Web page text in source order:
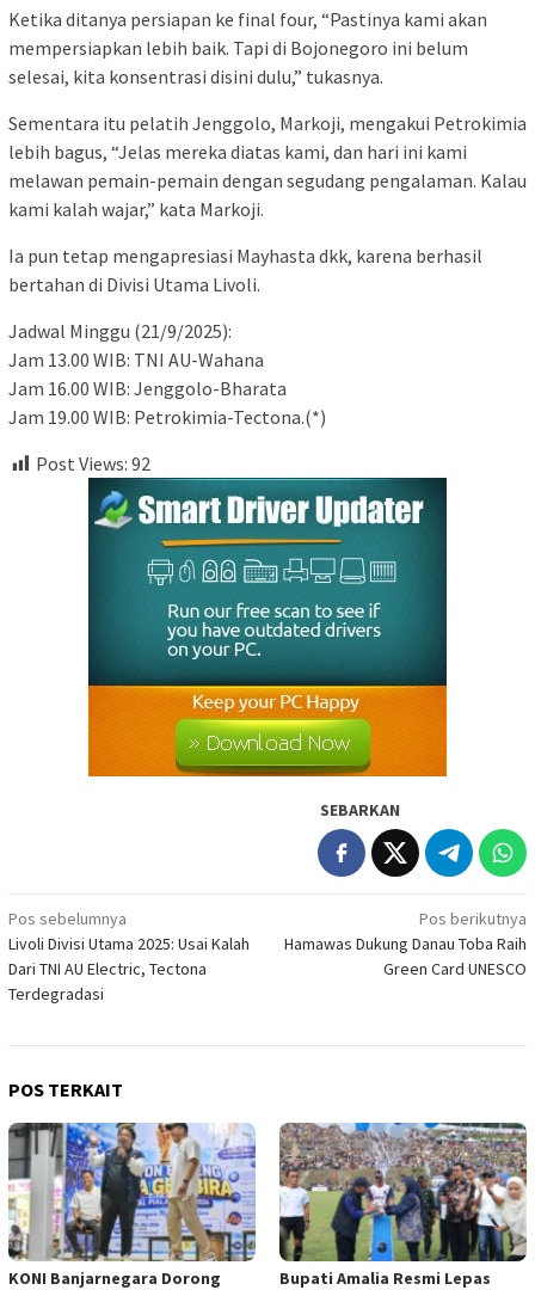
Ketika ditanya persiapan ke final four, “Pastinya kami akan
mempersiapkan lebih baik. Tapi di Bojonegoro ini belum
selesai, kita konsentrasi disini dulu,” tukasnya.
Sementara itu pelatih Jenggolo, Markoji, mengakui Petrokimia
lebih bagus, “Jelas mereka diatas kami, dan hari ini kami
melawan pemain-pemain dengan segudang pengalaman. Kalau
kami kalah wajar,” kata Markoji.
Ia pun tetap mengapresiasi Mayhasta dkk, karena berhasil
bertahan di Divisi Utama Livoli.
Jadwal Minggu (21/9/2025):
Jam 13.00 WIB: TNI AU-Wahana
Jam 16.00 WIB: Jenggolo-Bharata
Jam 19.00 WIB: Petrokimia-Tectona.(*)
Post Views: 92
SEBARKAN
Navigasi
pos
Pos sebelumnya
Livoli Divisi Utama 2025: Usai Kalah
Dari TNI AU Electric, Tectona
Terdegradasi
Pos berikutnya
Hamawas Dukung Danau Toba Raih
Green Card UNESCO
POS TERKAIT
KONI Banjarnegara Dorong
Bupati Amalia Resmi Lepas